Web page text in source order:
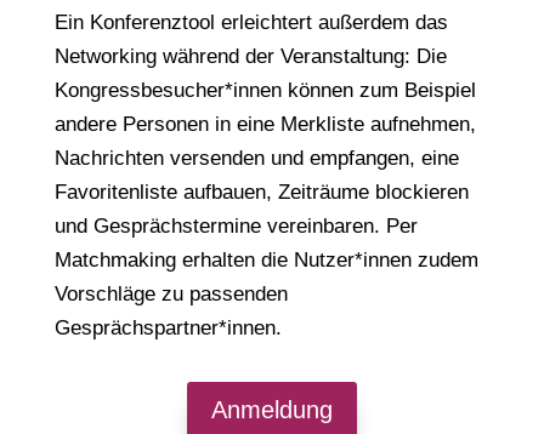
Ein Konferenztool erleichtert außerdem das
Networking während der Veranstaltung: Die
Kongressbesucher*innen können zum Beispiel
andere Personen in eine Merkliste aufnehmen,
Nachrichten versenden und empfangen, eine
Favoritenliste aufbauen, Zeiträume blockieren
und Gesprächstermine vereinbaren. Per
Matchmaking erhalten die Nutzer*innen zudem
Vorschläge zu passenden
Gesprächspartner*innen.
Anmeldung